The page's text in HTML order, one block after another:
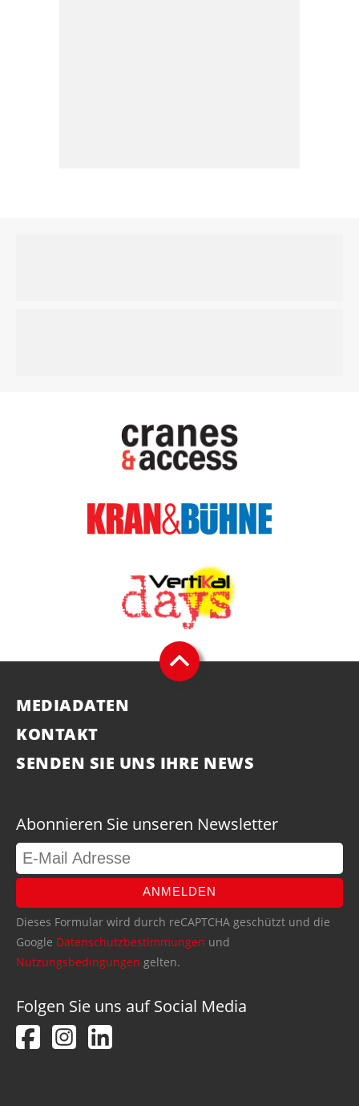
MEDIADATEN
KONTAKT
SENDEN SIE UNS IHRE NEWS
Abonnieren Sie unseren Newsletter
ANMELDEN
Dieses Formular wird durch reCAPTCHA geschützt und die
Google Datenschutzbestimmungen und
Nutzungsbedingungen gelten.
Folgen Sie uns auf Social Media